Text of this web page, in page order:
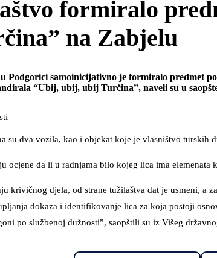
formiralo
na Zabjelu
Podgorici samoinicijativno je formiralo predmet
“Ubij, ubij, ubij Turčina”, naveli su u
su dva vozila, kao i objekat koje je vlasništvo turskih
ocjene da li u radnjama bilo kojeg lica ima
krivičnog djela, od strane tužilaštva dat je usmeni, a
dokaza i identifikovanje lica za koja postoji
po službenoj dužnosti”, saopštili su iz Višeg